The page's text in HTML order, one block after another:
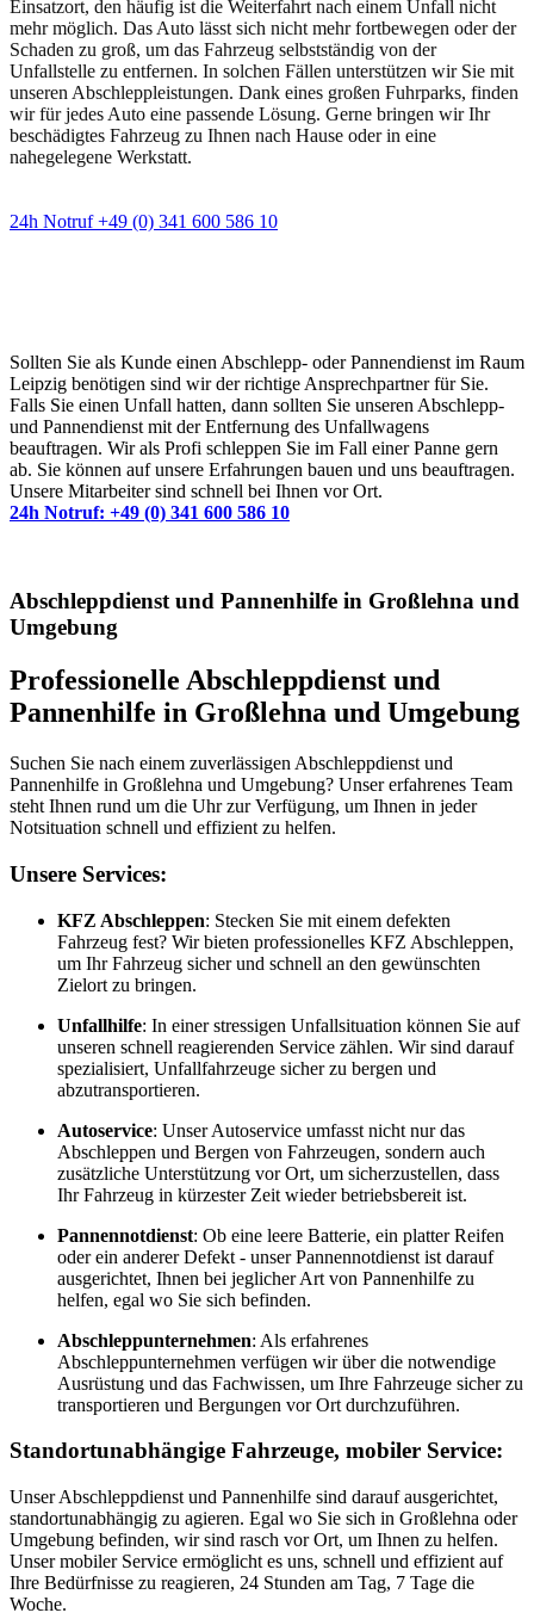
Einsatzort, den häufig ist die Weiterfahrt nach einem Unfall nicht
mehr möglich. Das Auto lässt sich nicht mehr fortbewegen oder der
Schaden zu groß, um das Fahrzeug selbstständig von der
Unfallstelle zu entfernen. In solchen Fällen unterstützen wir Sie mit
unseren Abschleppleistungen. Dank eines großen Fuhrparks, finden
wir für jedes Auto eine passende Lösung. Gerne bringen wir Ihr
beschädigtes Fahrzeug zu Ihnen nach Hause oder in eine
nahegelegene Werkstatt.
24h Notruf +49 (0) 341 600 586 10
Sollten Sie als Kunde einen Abschlepp- oder Pannendienst im Raum
Leipzig benötigen sind wir der richtige Ansprechpartner für Sie.
Falls Sie einen Unfall hatten, dann sollten Sie unseren Abschlepp-
und Pannendienst mit der Entfernung des Unfallwagens
beauftragen. Wir als Profi schleppen Sie im Fall einer Panne gern
ab. Sie können auf unsere Erfahrungen bauen und uns beauftragen.
Unsere Mitarbeiter sind schnell bei Ihnen vor Ort.
24h Notruf: +49 (0) 341 600 586 10
Abschleppdienst und Pannenhilfe in Großlehna und
Umgebung
Professionelle Abschleppdienst und
Pannenhilfe in Großlehna und Umgebung
Suchen Sie nach einem zuverlässigen Abschleppdienst und
Pannenhilfe in Großlehna und Umgebung? Unser erfahrenes Team
steht Ihnen rund um die Uhr zur Verfügung, um Ihnen in jeder
Notsituation schnell und effizient zu helfen.
Unsere Services:
KFZ Abschleppen: Stecken Sie mit einem defekten
Fahrzeug fest? Wir bieten professionelles KFZ Abschleppen,
um Ihr Fahrzeug sicher und schnell an den gewünschten
Zielort zu bringen.
Unfallhilfe: In einer stressigen Unfallsituation können Sie auf
unseren schnell reagierenden Service zählen. Wir sind darauf
spezialisiert, Unfallfahrzeuge sicher zu bergen und
abzutransportieren.
Autoservice: Unser Autoservice umfasst nicht nur das
Abschleppen und Bergen von Fahrzeugen, sondern auch
zusätzliche Unterstützung vor Ort, um sicherzustellen, dass
Ihr Fahrzeug in kürzester Zeit wieder betriebsbereit ist.
Pannennotdienst: Ob eine leere Batterie, ein platter Reifen
oder ein anderer Defekt - unser Pannennotdienst ist darauf
ausgerichtet, Ihnen bei jeglicher Art von Pannenhilfe zu
helfen, egal wo Sie sich befinden.
Abschleppunternehmen: Als erfahrenes
Abschleppunternehmen verfügen wir über die notwendige
Ausrüstung und das Fachwissen, um Ihre Fahrzeuge sicher zu
transportieren und Bergungen vor Ort durchzuführen.
Standortunabhängige Fahrzeuge, mobiler Service:
Unser Abschleppdienst und Pannenhilfe sind darauf ausgerichtet,
standortunabhängig zu agieren. Egal wo Sie sich in Großlehna oder
Umgebung befinden, wir sind rasch vor Ort, um Ihnen zu helfen.
Unser mobiler Service ermöglicht es uns, schnell und effizient auf
Ihre Bedürfnisse zu reagieren, 24 Stunden am Tag, 7 Tage die
Woche.